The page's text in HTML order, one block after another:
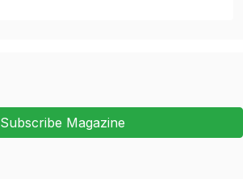
Subscribe Magazine